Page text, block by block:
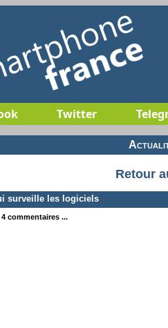
Twitter
Retour
surveille les logiciels
4 commentaires ...